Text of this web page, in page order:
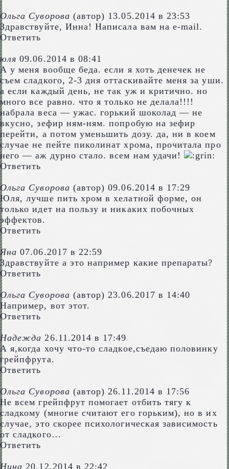
Ольга Суворова (автор) 13.05.2014 в 23:53
Здравствуйте, Инна! Написала вам на e-mail.
Ответить
юля 09.06.2014 в 08:41
А у меня вообще беда. если я хоть денечек не
съем сладкого, 2-3 дня оттаскивайте меня за уши.
а если каждый день, не так уж и критично. но
много все равно. что я только не делала!!!!
набрала веса — ужас. горький шоколад — не
вкусно, зефир ням-ням. попробую на зефир
перейти, а потом уменьшить дозу. да, ни в коем
случае не пейте пиколинат хрома, прочитала про
него — аж дурно стало. всем нам удачи!
Ответить
Ольга Суворова (автор) 09.06.2014 в 17:29
Юля, лучше пить хром в хелатной форме, он
только идет на пользу и никаких побочных
эффектов.
Ответить
Яна 07.06.2017 в 22:59
Здравствуйте а это например какие препараты?
Ответить
Ольга Суворова (автор) 23.06.2017 в 14:40
Например, вот этот.
Ответить
Надежда 26.11.2014 в 17:49
А я,когда хочу что-то сладкое,съедаю половинку
грейпфрута.
Ответить
Ольга Суворова (автор) 26.11.2014 в 17:56
Не всем грейпфрут помогает отбить тягу к
сладкому (многие считают его горьким), но в их
случае, это скорее психологическая зависимость
от сладкого…
Ответить
Нина 20.12.2014 в 22:42